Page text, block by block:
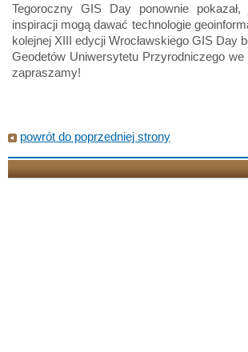
Tegoroczny GIS Day ponownie
inspiracji mogą dawać technologie
kolejnej XIII edycji Wrocławskiego GIS Day
Geodetów Uniwersytetu Przyrodniczego
zapraszamy!
powrót do poprzedniej strony